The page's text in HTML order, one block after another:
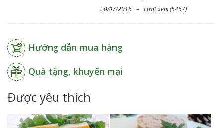
20/07/2016 – Lượt xem (5467)
Hướng dẫn mua hàng
Quà tặng, khuyến mại
Được yêu thích